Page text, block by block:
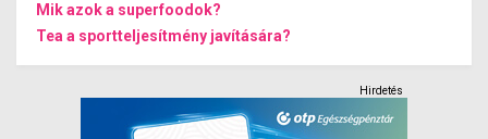
Mik azok a superfoodok?
Tea a sportteljesítmény javítására?
Hirdetés